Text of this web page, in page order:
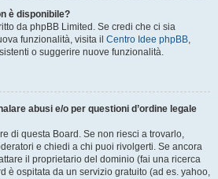
è disponibile?
da phpBB Limited. Se credi che ci sia
funzionalità, visita il Centro Idee phpBB,
o suggerire nuove funzionalità.
abusi e/o per questioni d’ordine legale
di questa Board. Se non riesci a trovarlo,
e chiedi a chi puoi rivolgerti. Se ancora
il proprietario del dominio (fai una ricerca
è ospitata da un servizio gratuito (ad es. yahoo,